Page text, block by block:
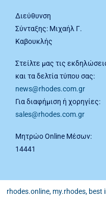
Διεύθυνση
Σύνταξης: Μιχαήλ Γ.
Καβουκλής
Στείλτε μας τις
και τα δελτία τύπου σας:
news@rhodes.com.gr
Για διαφήμιση ή χορηγίες:
sales@rhodes.com.gr
Μητρώο Online Μέσων:
14441
rhodes.online, my.rhodes,